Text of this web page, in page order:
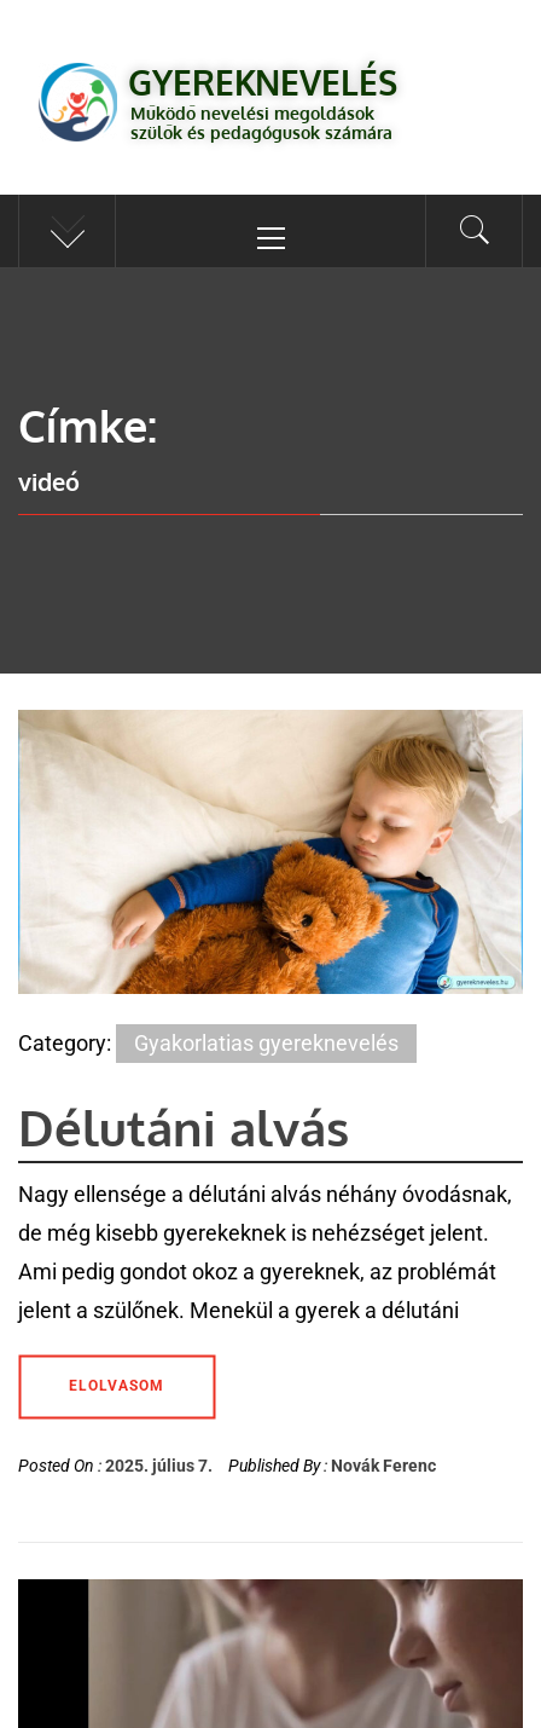
GYEREKNEVELÉS
számára
GYEREKNEVELÉS
Működő nevelési megoldások
szülők és pedagógusok számára
Címke:
videó
Category: Gyakorlatias gyereknevelés
Délutáni alvás
Nagy ellensége a délutáni alvás néhány óvodásnak,
de még kisebb gyerekeknek is nehézséget jelent.
Ami pedig gondot okoz a gyereknek, az problémát
jelent a szülőnek. Menekül a gyerek a délutáni
ELOLVASOM
Posted On :2025. július 7. Published By : Novák Ferenc